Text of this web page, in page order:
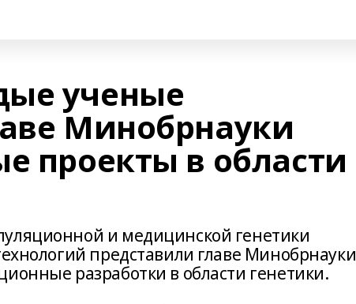
ученые
Минобрнауки
проекты в области
и медицинской генетики
представили главе Минобрнауки
разработки в области генетики.